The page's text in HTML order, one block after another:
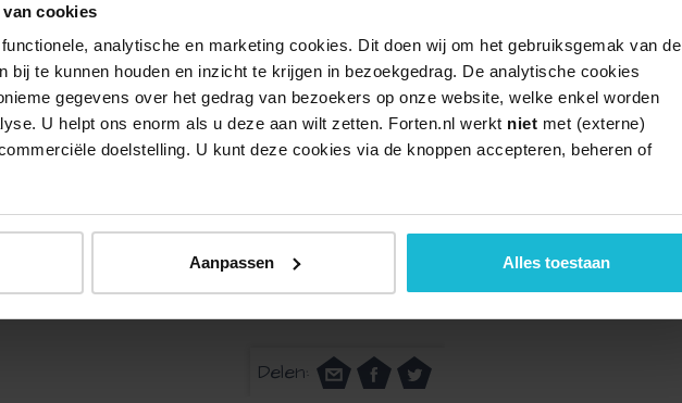
cookies
analytische en marketing cookies. Dit doen wij om het gebruiksgemak van de
bij te kunnen houden en inzicht te krijgen in bezoekgedrag. De analytische cookies
gegevens over het gedrag van bezoekers op onze website, welke enkel worden
U helpt ons enorm als u deze aan wilt zetten. Forten.nl werkt niet met (externe)
doelstelling. U kunt deze cookies via de knoppen accepteren, beheren of
Aanpassen Alles toestaan
voorbeelden. Bijzonder is dat deze forten in relatief
technieken werden gebruikt om ze te bouwen en te
waterlinie was de
oude gebouwen en straatjes. Ook de
was het de hoofdstad van het Land van
de Geuzen en de Spanjaarden.
Waterlinie komen samen in deze leerzame fietsroute
Dus spring op de fiets, wordt wijzer en geniet!
Delen:
Lengte: 46.8 km